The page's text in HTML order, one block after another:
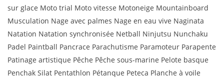
sur glace Moto trial Moto vitesse Motoneige Mountainboard
Musculation Nage avec palmes Nage en eau vive Naginata
Natation Natation synchronisée Netball Ninjutsu Nunchaku
Padel Paintball Pancrace Parachutisme Paramoteur Parapente
Patinage artistique Pêche Pêche sous-marine Pelote basque
Penchak Silat Pentathlon Pétanque Peteca Planche à voile